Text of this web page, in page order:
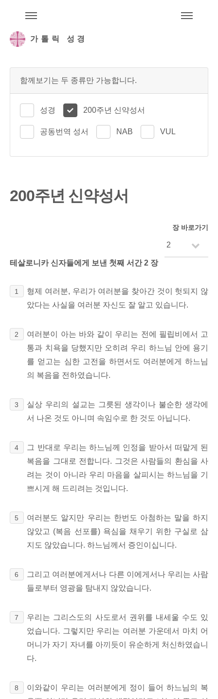
가톨릭 성경
함께보기는 두 종류만 가능합니다.
성경 200주년 신약성서
공동번역 성서 NAB VUL
200주년 신약성서
장 바로가기
테살로니카 신자들에게 보낸 첫째 서간 2 장
1
형제 여러분, 우리가 여러분을 찾아간 것이 헛되지 않
았다는 사실을 여러분 자신도 잘 알고 있습니다.
2
여러분이 아는 바와 같이 우리는 전에 필립비에서 고
통과 치욕을 당했지만 오히려 우리 하느님 안에 용기
를 얻고는 심한 고전을 하면서도 여러분에게 하느님
의 복음을 전하였습니다.
3
실상 우리의 설교는 그릇된 생각이나 불순한 생각에
서 나온 것도 아니며 속임수로 한 것도 아닙니다.
4
그 반대로 우리는 하느님께 인정을 받아서 떠맡게 된
복음을 그대로 전합니다. 그것은 사람들의 환심을 사
려는 것이 아니라 우리 마음을 살피시는 하느님을 기
쁘시게 해 드리려는 것입니다.
5
여러분도 알지만 우리는 한번도 아첨하는 말을 하지
않았고 (복음 선포를) 욕심을 채우기 위한 구실로 삼
지도 않았습니다. 하느님께서 증인이십니다.
6
그리고 여러분에게서나 다른 이에게서나 우리는 사람
들로부터 영광을 탐내지 않았습니다.
7
우리는 그리스도의 사도로서 권위를 내세울 수도 있
었습니다. 그렇지만 우리는 여러분 가운데서 마치 어
머니가 자기 자녀를 아끼듯이 유순하게 처신하였습니
다.
8
이와같이 우리는 여러분에게 정이 들어 하느님의 복